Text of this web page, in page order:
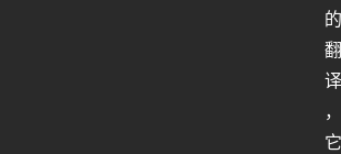
的
翻
译
，
它